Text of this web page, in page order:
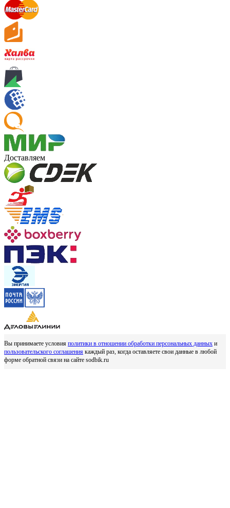
Доставляем
Вы принимаете условия политики в отношении обработки персональных данных и
пользовательского соглашения каждый раз, когда оставляете свои данные в любой
форме обратной связи на сайте sodbik.ru